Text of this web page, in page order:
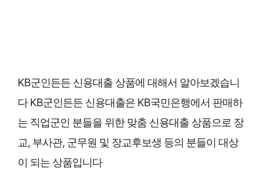
KB군인든든 신용대출 상품에 대해서 알아보겠습니
다 KB군인든든 신용대출은 KB국민은행에서 판매하
는 직업군인 분들을 위한 맞춤 신용대출 상품으로 장
교, 부사관, 군무원 및 장교후보생 등의 분들이 대상
이 되는 상품입니다